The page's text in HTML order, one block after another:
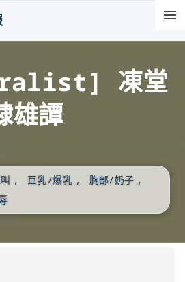
凍堂
雄譚
巨乳/爆乳
胸部/奶子